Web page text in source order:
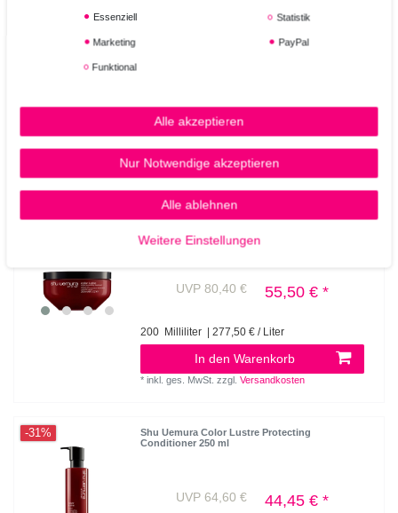
Ähnliche Artikel
Treatment 200 ml
UVP 80,40 € 55,50 € *
200 Milliliter | 277,50 € / Liter
In den Warenkorb
*inkl. ges. MwSt. zzgl.Versandkosten
-31%
Shu Uemura Color Lustre Protecting
Conditioner 250 ml
UVP 64,60 € 44,45 € *
Essenziell Statistik
Marketing PayPal
Funktional
Alle akzeptieren
Nur Notwendige akzeptieren
Alle ablehnen
Weitere Einstellungen